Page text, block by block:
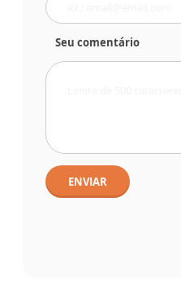
Seu comentário
ENVIAR